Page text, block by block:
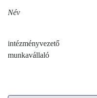
Név
munkavállaló